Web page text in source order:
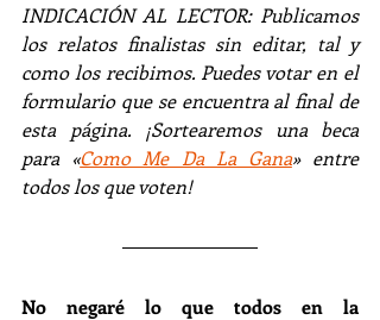
INDICACIÓN AL LECTOR: Publicamos
los relatos finalistas sin editar, tal y
como los recibimos. Puedes votar en el
formulario que se encuentra al final de
esta página. ¡Sortearemos una beca
para «Como Me Da La Gana» entre
todos los que voten!
No  negaré  lo  que  todos  en  la